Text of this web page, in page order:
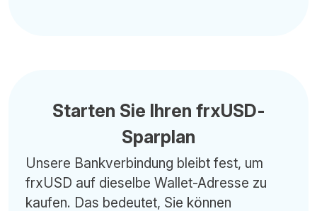
Starten Sie Ihren frxUSD-
Sparplan
Unsere Bankverbindung bleibt fest, um
frxUSD auf dieselbe Wallet-Adresse zu
kaufen. Das bedeutet, Sie können